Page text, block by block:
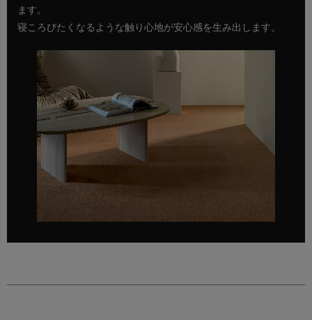
ます。
寝ころびたくなるような触り心地が安心感を生み出します。